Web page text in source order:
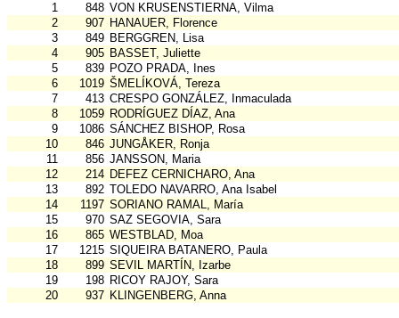
1
848 VON KRUSENSTIERNA, Vilma
2
907 HANAUER, Florence
3
849 BERGGREN, Lisa
4
905 BASSET, Juliette
5
839 POZO PRADA, Ines
6
1019 ŠMELÍKOVÁ, Tereza
7
413 CRESPO GONZÁLEZ, Inmaculada
8
1059 RODRÍGUEZ DÍAZ, Ana
9
1086 SÁNCHEZ BISHOP, Rosa
10
846 JUNGÅKER, Ronja
11
856 JANSSON, Maria
12
214 DEFEZ CERNICHARO, Ana
13
892 TOLEDO NAVARRO, Ana Isabel
14
1197 SORIANO RAMAL, María
15
970 SAZ SEGOVIA, Sara
16
865 WESTBLAD, Moa
17
1215 SIQUEIRA BATANERO, Paula
18
899 SEVIL MARTÍN, Izarbe
19
198 RICOY RAJOY, Sara
20
937 KLINGENBERG, Anna